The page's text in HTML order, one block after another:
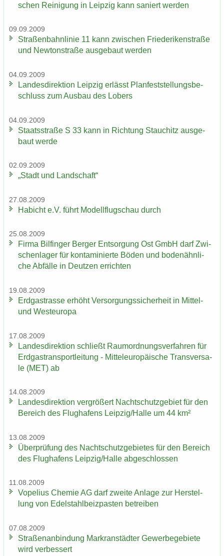
schen Rei­ni­gung in Leip­zig kann sa­niert wer­den
09.09.2009
Stra­ßen­bahn­li­nie 11 kann zwi­schen Frie­de­ri­ken­stra­ße
und New­ton­stra­ße aus­ge­baut wer­den
04.09.2009
Lan­des­di­rek­ti­on Leip­zig er­lässt Plan­fest­stel­lungs­be­
schluss zum Aus­bau des Lobers
04.09.2009
Staats­stra­ße S 33 kann in Rich­tung Stau­chitz aus­ge­
baut werde
02.09.2009
„Stadt und Land­schaft“
27.08.2009
Ha­bicht e.V. führt Mo­dell­flug­schau durch
25.08.2009
Firma Bil­fin­ger Ber­ger Ent­sor­gung Ost GmbH darf Zwi­
schen­la­ger für kon­ta­mi­nier­te Böden und bo­den­ähn­li­
che Ab­fäl­le in Deut­zen er­rich­ten
19.08.2009
Erd­gas­tras­se er­höht Ver­sor­gungs­si­cher­heit in Mittel-​
und West­eu­ro­pa
17.08.2009
Lan­des­di­rek­ti­on schließt Raum­ord­nungs­ver­fah­ren für
Erd­gas­trans­port­lei­tung - Mit­tel­eu­ro­päi­sche Trans­ver­sa­
le (MET) ab
14.08.2009
Lan­des­di­rek­ti­on ver­grö­ßert Nacht­schutz­ge­biet für den
Be­reich des Flug­ha­fens Leip­zig/Halle um 44 km²
13.08.2009
Über­prü­fung des Nacht­schutz­ge­bie­tes für den Be­reich
des Flug­ha­fens Leip­zig/Halle ab­ge­schlos­sen
11.08.2009
Vo­pe­li­us Che­mie AG darf zwei­te An­la­ge zur Her­stel­
lung von Edel­stahl­beiz­pas­ten be­trei­ben
07.08.2009
Stra­ßen­an­bin­dung Markran­städ­ter Ge­wer­be­ge­bie­te
wird ver­bes­sert